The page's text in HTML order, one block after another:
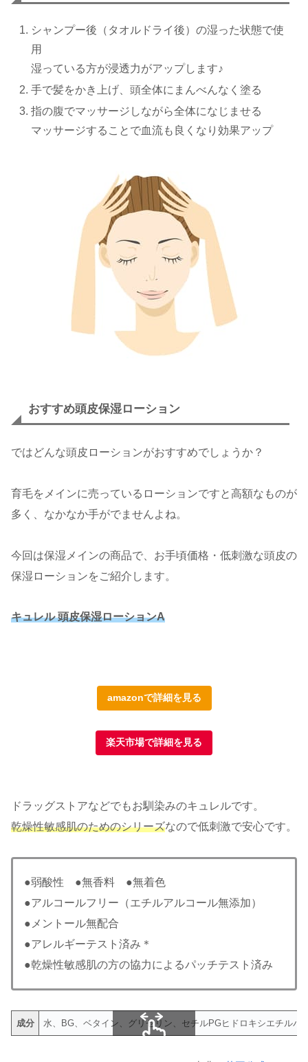
シャンプー後（タオルドライ後）の湿った状態で使
用
湿っている方が浸透力がアップします♪
手で髪をかき上げ、頭全体にまんべんなく塗る
指の腹でマッサージしながら全体になじませる
マッサージすることで血流も良くなり効果アップ
おすすめ頭皮保湿ローション
ではどんな頭皮ローションがおすすめでしょうか？
育毛をメインに売っているローションですと高額なものが
多く、なかなか手がでませんよね。
今回は保湿メインの商品で、お手頃価格・低刺激な頭皮の
保湿ローションをご紹介します。
キュレル 頭皮保湿ローションA
amazonで詳細を見る
楽天市場で詳細を見る
ドラッグストアなどでもお馴染みのキュレルです。
乾燥性敏感肌のためのシリーズなので低刺激で安心です。
●弱酸性 ●無香料 ●無着色
●アルコールフリー（エチルアルコール無添加）
●メントール無配合
●アレルギーテスト済み＊
●乾燥性敏感肌の方の協力によるパッチテスト済み
成分 水、BG、ベタイン、グリセリン、セチルPGヒドロキシエチル